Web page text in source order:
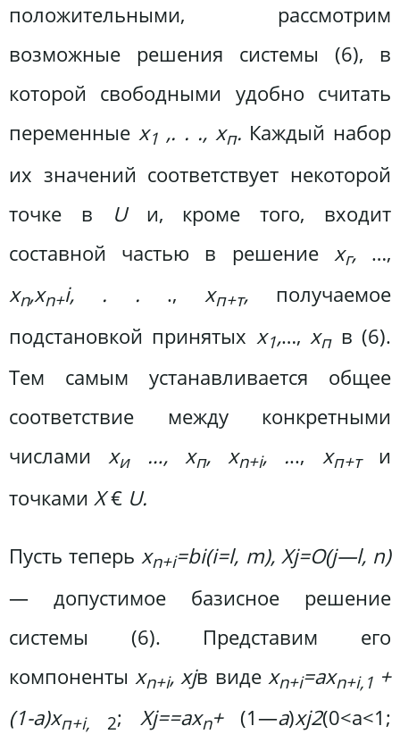
положительными, рассмотрим
возможные решения системы (6), в
которой свободными удобно считать
переменные x1 ,. . ., хп. Каждый набор
их значений соответствует некоторой
точке в
U и, кроме того, входит
составной частью в решение хг, …,
xn,xn+i, . . .,хп+т, получаемое
подстановкой принятых x1,…,хп в (6).
Тем самым устанавливается общее
соответствие между конкретными
числамихи…, хп, xn+i, ..., хп+т
и
точками X€ U.
Пусть теперьxn+i=bi(i=l, m), Xj=O(j—l, n)
— допустимое базисное решение
системы (6). Представим его
компонентыxn+i, xjв виде xn+i=axn+i,1 +
(1-а)хп+i, 2; Xj==axn+(1—а)хj2(0<а<1;